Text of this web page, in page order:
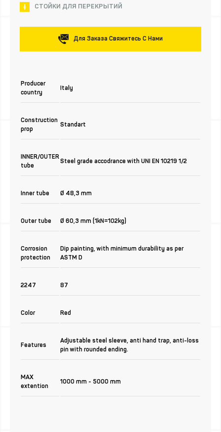
СТОЙКИ ДЛЯ ПЕРЕКРЫТИЙ
Для Заказа Свяжитесь С Нами
Producer
country
Italy
Construction
prop
Standart
INNER/OUTER
tube
Steel grade accodrance with UNI EN 10219 1/2
Inner tube Ø 48,3 mm
Outer tube Ø 60,3 mm (1kN=102kg)
Corrosion
protection
Dip painting, with minimum durability as per
ASTM D
2247 87
Color Red
Features
Adjustable steel sleeve, anti hand trap, anti-loss
pin with rounded ending.
MAX
extention
1000 mm - 5000 mm